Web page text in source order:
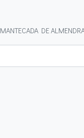
MANTECADA DE